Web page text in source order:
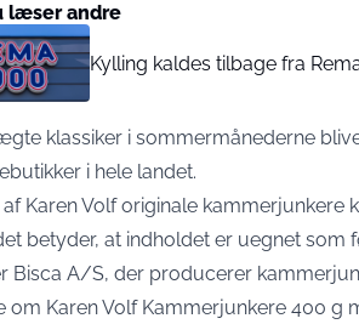
læser andre
Kylling kaldes tilbage fra
klassiker i sommermånederne
i hele landet.
af Karen Volf originale
betyder, at indholdet er uegnet som
Bisca A/S, der producerer
om Karen Volf Kammerjunkere 400 g